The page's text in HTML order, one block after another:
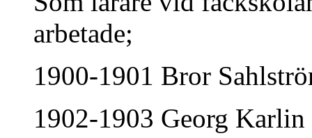
arbetade;
1900-1901 Bror
1902-1903 Georg Karlin